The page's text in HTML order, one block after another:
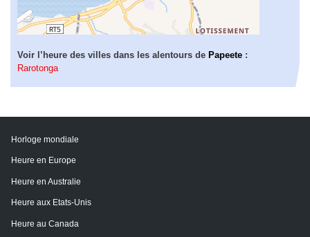
Voir l’heure des villes dans les alentours de Papeete :
Rarotonga
Horloge mondiale
Heure en Europe
Heure en Australie
Heure aux Etats-Unis
Heure au Canada